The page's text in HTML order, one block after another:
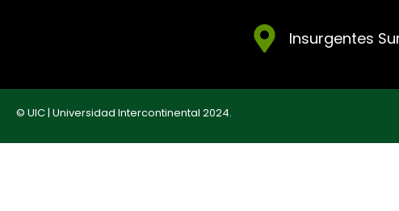
Insurgentes
© UIC | Universidad Intercontinental 2024.